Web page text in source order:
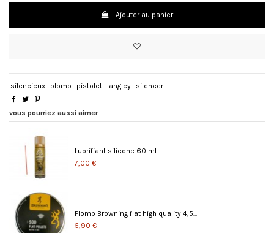
Ajouter au panier
silencieux plomb pistolet langley silencer
vous pourriez aussi aimer
Lubrifiant silicone 60 ml
7,00 €
Plomb Browning flat high quality 4,5...
5,90 €